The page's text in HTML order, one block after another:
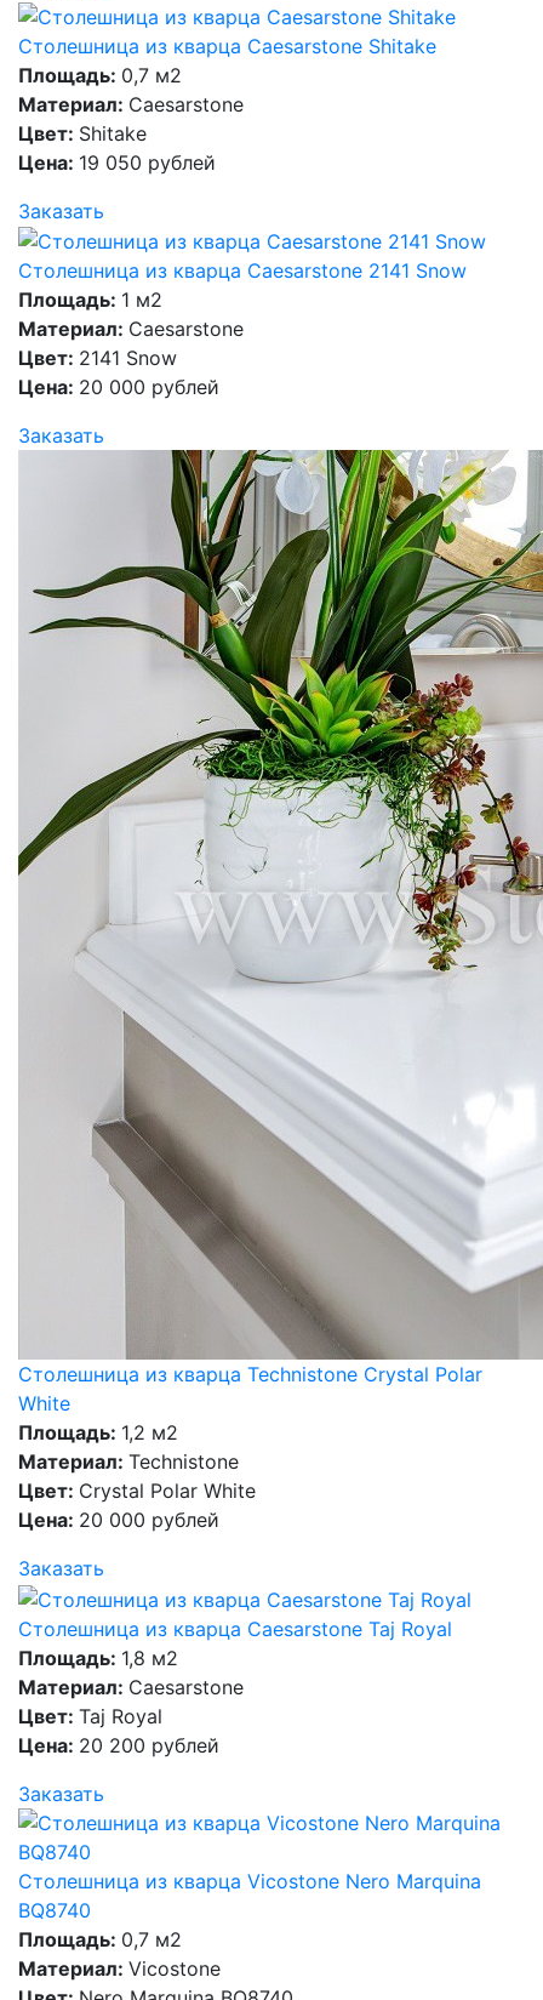
Столешница из кварца Caesarstone Shitake
Площадь: 0,7 м2
Материал: Caesarstone
Цвет: Shitake
Цена: 19 050 рублей
Заказать
Столешница из кварца Caesarstone 2141 Snow
Площадь: 1 м2
Материал: Caesarstone
Цвет: 2141 Snow
Цена: 20 000 рублей
Заказать
Столешница из кварца Technistone Crystal Polar
White
Площадь: 1,2 м2
Материал: Technistone
Цвет: Crystal Polar White
Цена: 20 000 рублей
Заказать
Столешница из кварца Caesarstone Taj Royal
Площадь: 1,8 м2
Материал: Caesarstone
Цвет: Taj Royal
Цена: 20 200 рублей
Заказать
Столешница из кварца Vicostone Nero Marquina
BQ8740
Площадь: 0,7 м2
Материал: Vicostone